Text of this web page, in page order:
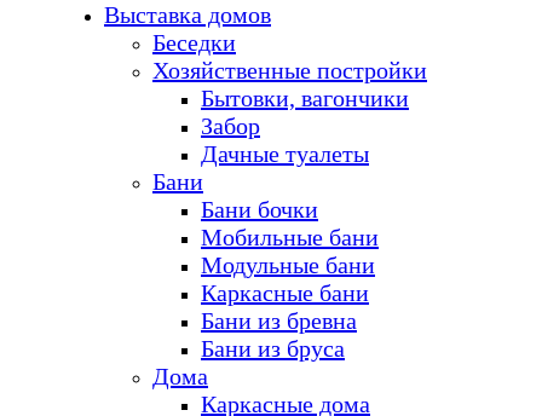
Выставка домов
Беседки
Хозяйственные постройки
Бытовки, вагончики
Забор
Дачные туалеты
Бани
Бани бочки
Мобильные бани
Модульные бани
Каркасные бани
Бани из бревна
Бани из бруса
Дома
Каркасные дома